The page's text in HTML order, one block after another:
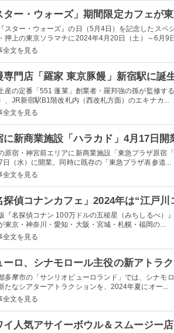
スター・ウォーズ』の日（5月4日）を記念したスペ
押上の東京ソラマチに2024年4月20日（土）～6月9
全文を見る
産の定番「551 蓬莱」創業者・羅邦強の孫が監修す
、JR新宿駅B1階改札内（西改札方面）のエキナカ...
全文を見る
原宿・神宮前エリアに新商業施設「東急プラザ原宿
日（水）に開業。同時に既存の「東急プラザ表参道...
全文を見る
『名探偵コナン 100万ドルの五稜星（みちしるべ）
東京・神奈川・愛知・大阪・宮城・札幌・福岡の...
全文を見る
多摩市の「サンリオピューロランド」では、シナモ
たなシアターアトラクションを、2024年夏にオー...
全文を見る